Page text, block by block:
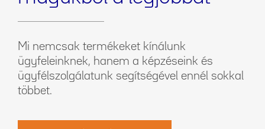
Mi nemcsak termékeket kínálunk
ügyfeleinknek, hanem a képzéseink és
ügyfélszolgálatunk segítségével ennél sokkal
többet.